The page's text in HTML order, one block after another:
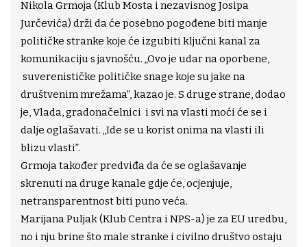
Nikola Grmoja (Klub Mosta i nezavisnog Josipa
Jurčevića) drži da će posebno pogođene biti manje
političke stranke koje će izgubiti ključni kanal za
komunikaciju s javnošću. „Ovo je udar na oporbene,
suverenističke političke snage koje su jake na
društvenim mrežama”, kazao je. S druge strane, dodao
je, Vlada, gradonačelnici i svi na vlasti moći će se i
dalje oglašavati. „Ide se u korist onima na vlasti ili
blizu vlasti”.
Grmoja također predviđa da će se oglašavanje
skrenuti na druge kanale gdje će, ocjenjuje,
netransparentnost biti puno veća.
Marijana Puljak (Klub Centra i NPS-a) je za EU uredbu,
no i nju brine što male stranke i civilno društvo ostaju